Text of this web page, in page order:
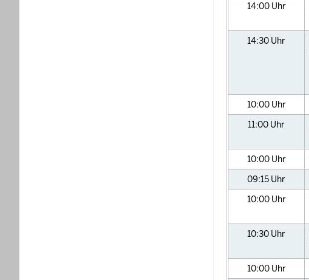
14:00 Uhr
14:30 Uhr
10:00 Uhr
11:00 Uhr
10:00 Uhr
09:15 Uhr
10:00 Uhr
10:30 Uhr
10:00 Uhr